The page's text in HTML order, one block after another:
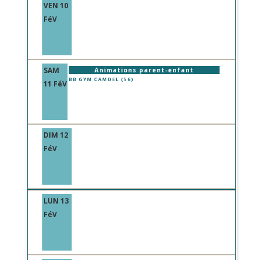
VEN 10
FéV
SAM
11 FéV
Animations parent-enfant
BB GYM CAMOEL (56)
DIM 12
FéV
LUN 13
FéV